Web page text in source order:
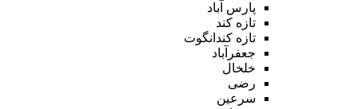
پارس آباد
تازه کند
تازه کندانگوت
جعفرآباد
خلخال
رضی
سرعین